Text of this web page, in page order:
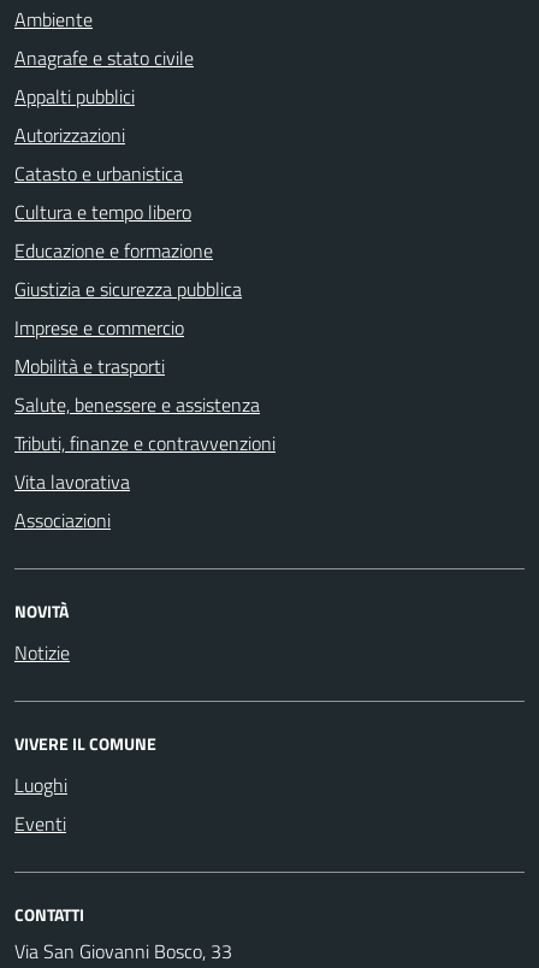
Ambiente
Anagrafe e stato civile
Appalti pubblici
Autorizzazioni
Catasto e urbanistica
Cultura e tempo libero
Educazione e formazione
Giustizia e sicurezza pubblica
Imprese e commercio
Mobilità e trasporti
Salute, benessere e assistenza
Tributi, finanze e contravvenzioni
Vita lavorativa
Associazioni
NOVITÀ
Notizie
VIVERE IL COMUNE
Luoghi
Eventi
CONTATTI
Via San Giovanni Bosco, 33